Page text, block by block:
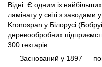
Відні. Є одним із
ламінату у світі з заводами
Kronospan у Білорусі
деревообробних
300 гектарів.
Заснований у 1897 —